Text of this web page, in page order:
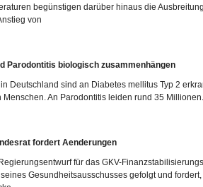
begünstigen darüber hinaus die
von
Parodontitis biologisch zusammenhängen
Deutschland sind an Diabetes mellitus Typ 2
An Parodontitis leiden rund 35 Millionen.
fordert Aenderungen
für das GKV-
Gesundheitsausschusses gefolgt und